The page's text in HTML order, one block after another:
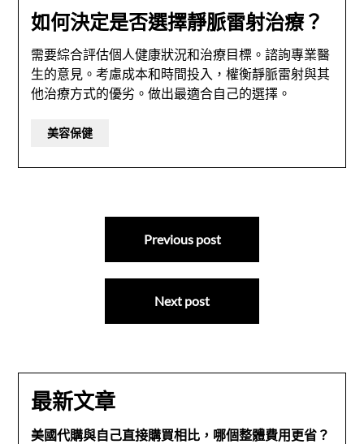
如何決定是否選擇靜脈雷射治療？
需要綜合評估個人健康狀況和治療目標。諮詢專業醫
生的意見。考慮成本和時間投入，權衡靜脈雷射與其
他治療方式的優劣。做出最適合自己的選擇。
美容保健
Previous post
Next post
最新文章
美國代購與自己直接購買相比，哪個整體費用更省？